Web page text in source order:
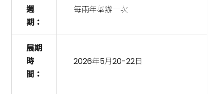
週
期：
每兩年舉辦一次
展期
時
間：
2026年5月20-22日